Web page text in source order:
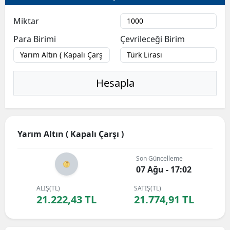
Miktar
Para Birimi
Çevrileceği Birim
Hesapla
Yarım Altın ( Kapalı Çarşı )
Son Güncelleme
07 Ağu - 17:02
ALIŞ(TL)
21.222,43 TL
SATIŞ(TL)
21.774,91 TL